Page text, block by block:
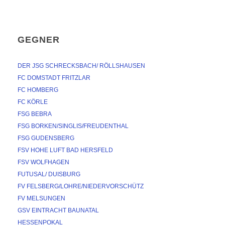
GEGNER
DER JSG SCHRECKSBACH/ RÖLLSHAUSEN
FC DOMSTADT FRITZLAR
FC HOMBERG
FC KÖRLE
FSG BEBRA
FSG BORKEN/SINGLIS/FREUDENTHAL
FSG GUDENSBERG
FSV HOHE LUFT BAD HERSFELD
FSV WOLFHAGEN
FUTUSAL/ DUISBURG
FV FELSBERG/LOHRE/NIEDERVORSCHÜTZ
FV MELSUNGEN
GSV EINTRACHT BAUNATAL
HESSENPOKAL